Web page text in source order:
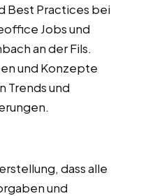
Best Practices bei
Jobs und
an der Fils.
und Konzepte
Trends und
dass alle
und